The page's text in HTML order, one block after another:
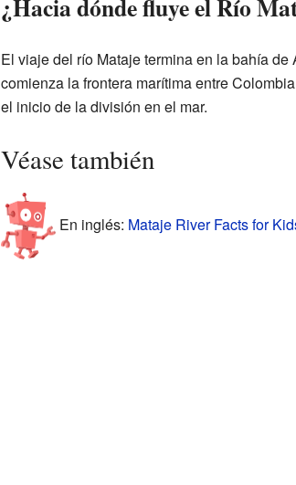
¿Hacia dónde fluye el Río
El viaje del río Mataje termina en la bahía
comienza la frontera marítima entre
el inicio de la división en el mar.
Véase también
En inglés: Mataje River Facts for